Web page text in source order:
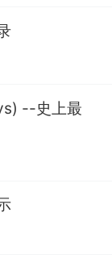
--史上最